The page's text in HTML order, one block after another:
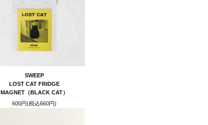
SWEEP
LOST CAT FRIDGE
MAGNET（BLACK CAT）
600円(税込660円)